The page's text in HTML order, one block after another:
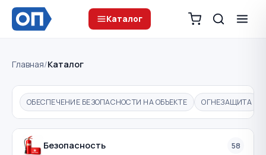
Каталог
Главная/Каталог
ОБЕСПЕЧЕНИЕ БЕЗОПАСНОСТИ НА ОБЪЕКТЕ ОГНЕЗАЩИТА
Безопасность 58